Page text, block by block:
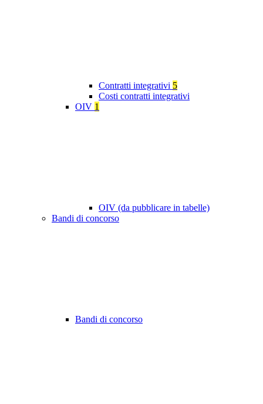
Contratti integrativi 5
Costi contratti integrativi
OIV 1
OIV (da pubblicare in tabelle)
Bandi di concorso
Bandi di concorso